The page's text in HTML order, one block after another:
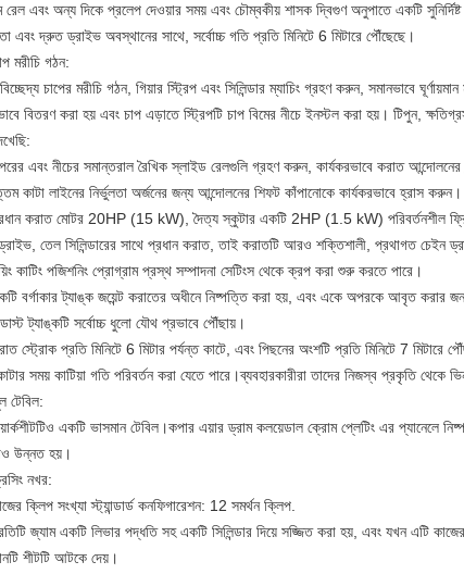
এবং অন্য দিকে প্রলেপ দেওয়ার সময় এবং চৌম্বকীয় শাসক দ্বিগুণ অনুপাতে একটি
এবং দ্রুত ড্রাইভ অবস্থানের সাথে, সর্বোচ্চ গতি প্রতি মিনিটে 6 মিটারে পৌঁছেছে।
মরীচি গঠন:
চাপের মরীচি গঠন, গিয়ার স্ট্রিপ এবং সিলিন্ডার ম্যাচিং গ্রহণ করুন, সমানভাবে
বিতরণ করা হয় এবং চাপ এড়াতে স্ট্রিপটি চাপ বিমের নীচে ইনস্টল করা হয়। টিপুন,
এবং নীচের সমান্তরাল রৈখিক স্লাইড রেলগুলি গ্রহণ করুন, কার্যকরভাবে করাত
কাটা লাইনের নির্ভুলতা অর্জনের জন্য আন্দোলনের শিফট কাঁপানোকে কার্যকরভাবে হ্রাস করুন।
করাত মোটর 20HP (15 kW), দৈত্য স্কুটার একটি 2HP (1.5 kW) পরিবর্তনশীল
তেল সিলিন্ডারের সাথে প্রধান করাত, তাই করাতটি আরও শক্তিশালী, প্রথাগত চেইন
কাটিং পজিশনিং প্রোগ্রাম প্রস্থ সম্পাদনা সেটিংস থেকে ক্রপ করা শুরু করতে পারে।
বর্গাকার ট্যাঙ্ক জয়েন্ট করাতের অধীনে নিষ্পত্তি করা হয়, এবং একে অপরকে আবৃত করার জন্য
ট্যাঙ্কটি সর্বোচ্চ ধুলো যৌথ প্রভাবে পৌঁছায়।
স্ট্রোক প্রতি মিনিটে 6 মিটার পর্যন্ত কাটে, এবং পিছনের অংশটি প্রতি মিনিটে 7 মিটারে
সময় কাটিয়া গতি পরিবর্তন করা যেতে পারে।ব্যবহারকারীরা তাদের নিজস্ব প্রকৃতি থেকে
টেবিল:
একটি ভাসমান টেবিল।কপার এয়ার ড্রাম কলয়েডাল ক্রোম প্লেটিং এর প্যানেলে
উন্নত হয়।
নখর:
ক্লিপ সংখ্যা স্ট্যান্ডার্ড কনফিগারেশন: 12 সমর্থন ক্লিপ.
জ্যাম একটি লিভার পদ্ধতি সহ একটি সিলিন্ডার দিয়ে সজ্জিত করা হয়, এবং যখন এটি
শীটটি আটকে দেয়।